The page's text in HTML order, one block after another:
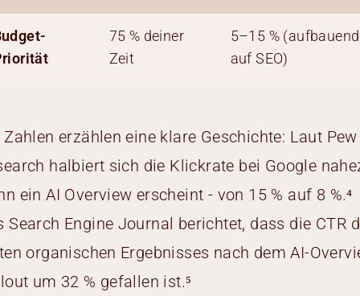
75 % deiner
Zeit
5–15 % (aufbauend
auf SEO)
Zahlen erzählen eine klare Geschichte: Laut Pew
halbiert sich die Klickrate bei Google
ein AI Overview erscheint - von 15 % auf 8 %.⁴
Search Engine Journal berichtet, dass die CTR
organischen Ergebnisses nach dem AI-
um 32 % gefallen ist.⁵